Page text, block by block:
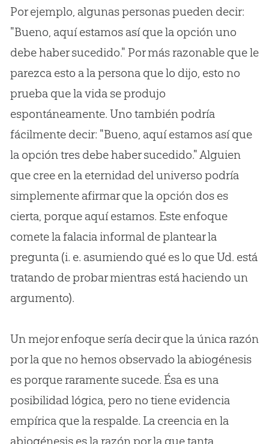
Por ejemplo, algunas personas pueden decir:
"Bueno, aquí estamos así que la opción uno
debe haber sucedido." Por más razonable que le
parezca esto a la persona que lo dijo, esto no
prueba que la vida se produjo
espontáneamente. Uno también podría
fácilmente decir: "Bueno, aquí estamos así que
la opción tres debe haber sucedido." Alguien
que cree en la eternidad del universo podría
simplemente afirmar que la opción dos es
cierta, porque aquí estamos. Este enfoque
comete la falacia informal de plantear la
pregunta (i. e. asumiendo qué es lo que Ud. está
tratando de probar mientras está haciendo un
argumento).
Un mejor enfoque sería decir que la única razón
por la que no hemos observado la abiogénesis
es porque raramente sucede. Ésa es una
posibilidad lógica, pero no tiene evidencia
empírica que la respalde. La creencia en la